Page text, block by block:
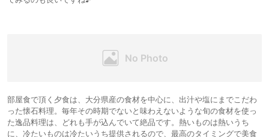
部屋食で頂く夕食は、大分県産の食材を中心に、出汁や塩にまでこだわ
った懐石料理。毎年その時期でないと味わえないような旬の食材を使っ
た逸品料理は、どれも手が込んでいて絶品です。熱いものは熱いうち
に、冷たいものは冷たいうち提供されるので、最高のタイミングで美食